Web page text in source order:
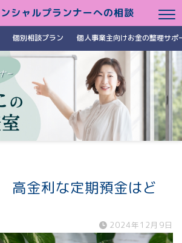
シャルプランナーへの相談
個別相談プラン 個人事業主向けお金の整理サポ
金利な定期預金はど
2024年12月9日